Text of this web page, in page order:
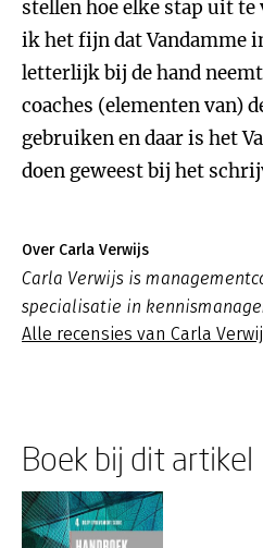
stellen hoe elke stap uit te
ik het fijn dat Vandamme
letterlijk bij de hand
coaches (elementen van)
gebruiken en daar is het
doen geweest bij het
Over Carla Verwijs
Carla Verwijs is
specialisatie in
Alle recensies van Carla
Boek bij dit artikel